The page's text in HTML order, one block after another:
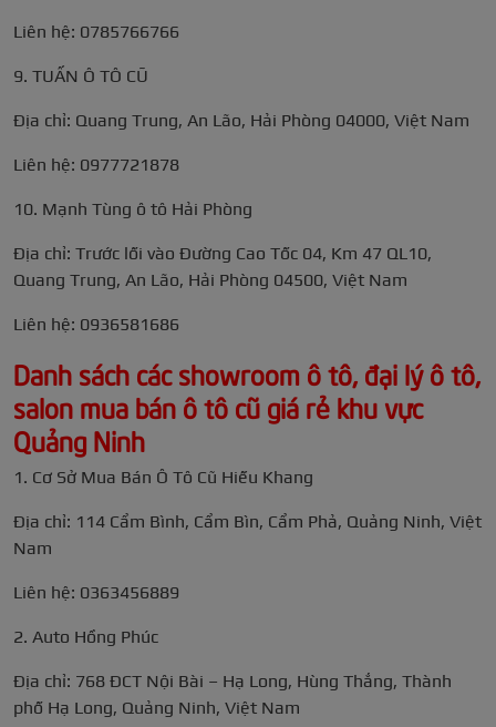
Liên hệ: 0785766766
9. TUẤN Ô TÔ CŨ
Địa chỉ: Quang Trung, An Lão, Hải Phòng 04000, Việt Nam
Liên hệ: 0977721878
10. Mạnh Tùng ô tô Hải Phòng
Địa chỉ: Trước lối vào Đường Cao Tốc 04, Km 47 QL10,
Quang Trung, An Lão, Hải Phòng 04500, Việt Nam
Liên hệ: 0936581686
Danh sách các showroom ô tô, đại lý ô tô,
salon mua bán ô tô cũ giá rẻ khu vực
Quảng Ninh
1. Cơ Sở Mua Bán Ô Tô Cũ Hiếu Khang
Địa chỉ: 114 Cẩm Bình, Cẩm Bìn, Cẩm Phả, Quảng Ninh, Việt
Nam
Liên hệ: 0363456889
2. Auto Hồng Phúc
Địa chỉ: 768 ĐCT Nội Bài – Hạ Long, Hùng Thắng, Thành
phố Hạ Long, Quảng Ninh, Việt Nam